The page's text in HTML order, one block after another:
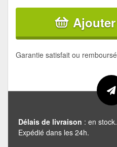
Garantie satisfait ou remboursé
Délais de livraison : en stock.
Expédié dans les 24h.